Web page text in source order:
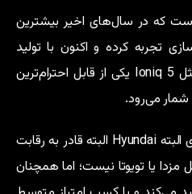
که در سال‌های اخیر بیشترین
تجربه کرده و اکنون با تولید
خودروهای فوق‌العاده جذابی مثل Ioniq 5 یکی از قابل احترام‌ترین
شمار می‌رود.
در بخش ایمنی و اطمینان پذیری البته Hyundai البته قادر به رقابت
مزدا یا تویوتا نیست؛ اما همچنان